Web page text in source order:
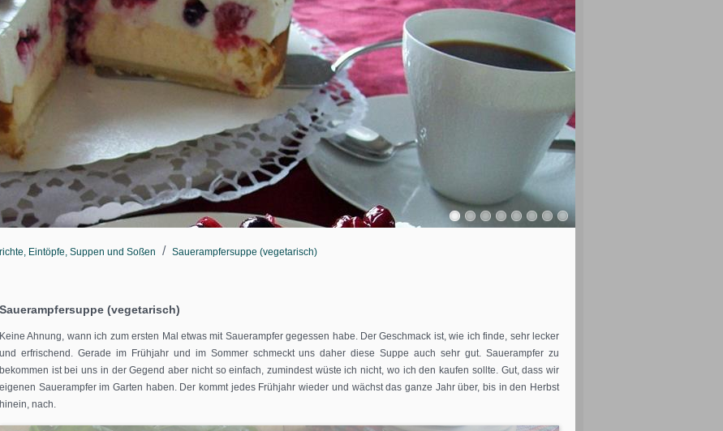
Eintöpfe, Suppen und Soßen / Sauerampfersuppe (vegetarisch)
Sauerampfersuppe (vegetarisch)
Keine Ahnung, wann ich zum ersten Mal etwas mit Sauerampfer gegessen habe. Der Geschmack ist, wie ich finde, sehr lecker
und erfrischend. Gerade im Frühjahr und im Sommer schmeckt uns daher diese Suppe auch sehr gut. Sauerampfer zu
bekommen ist bei uns in der Gegend aber nicht so einfach, zumindest wüste ich nicht, wo ich den kaufen sollte. Gut, dass wir
eigenen Sauerampfer im Garten haben. Der kommt jedes Frühjahr wieder und wächst das ganze Jahr über, bis in den Herbst
hinein, nach.